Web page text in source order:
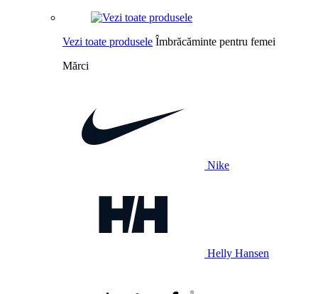
Vezi toate produsele Îmbrăcăminte pentru femei
Mărci
Nike
Helly Hansen